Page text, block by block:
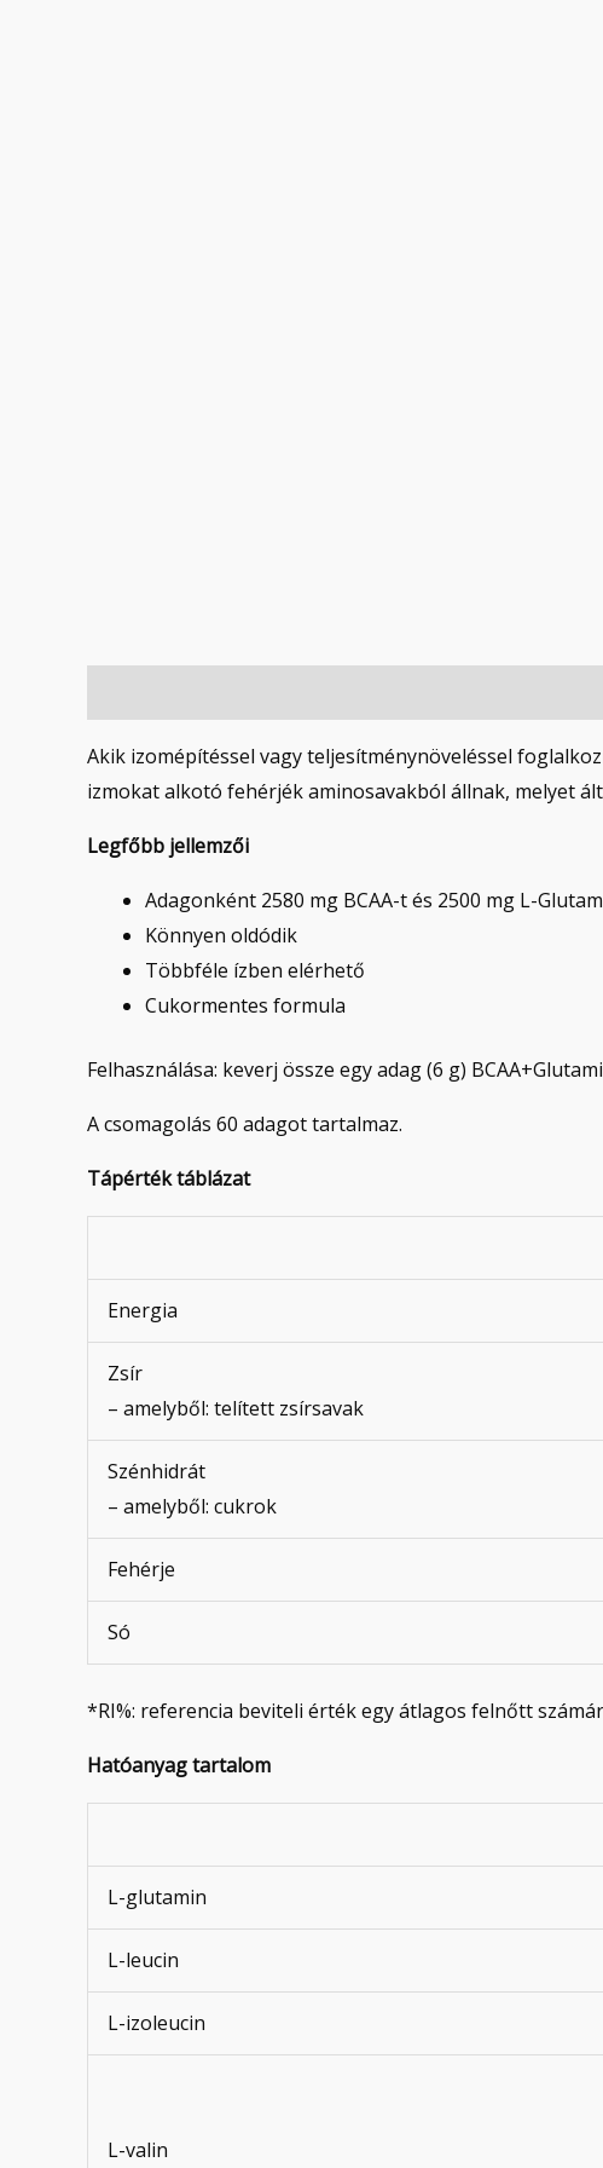
Akik izomépítéssel vagy teljesítménynöveléssel
izmokat alkotó fehérjék aminosavakból állnak, melyet
Legfőbb jellemzői
Adagonként 2580 mg BCAA-t és 2500 mg L-
Könnyen oldódik
Többféle ízben elérhető
Cukormentes formula
Felhasználása: keverj össze egy adag (6 g)
A csomagolás 60 adagot tartalmaz.
Tápérték táblázat
Energia
Zsír
– amelyből: telített zsírsavak
Szénhidrát
– amelyből: cukrok
Fehérje
Só
*RI%: referencia beviteli érték egy átlagos felnőtt
Hatóanyag tartalom
L-glutamin
L-leucin
L-izoleucin
L-valin